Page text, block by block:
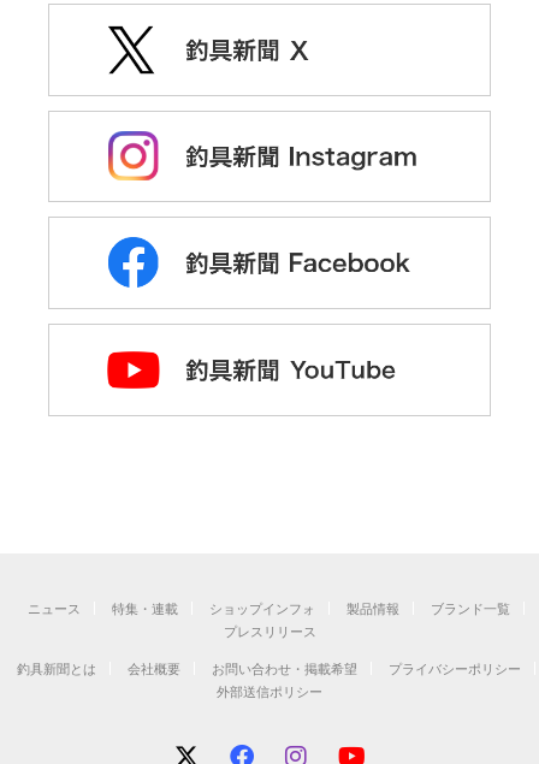
ニュース 特集・連載 ショップインフォ 製品情報
ブランド一覧
プレスリリース
釣具新聞とは
会社概要 お問い合わせ・掲載希望
プライバシーポリシー
外部送信ポリシー